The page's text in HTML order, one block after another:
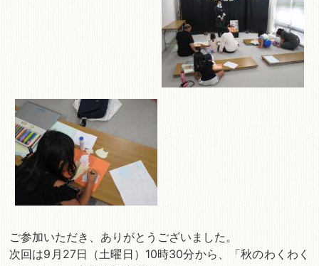
ご参加いただき、ありがとうございました。
次回は9月27日（土曜日）10時30分から、「秋のわくわく